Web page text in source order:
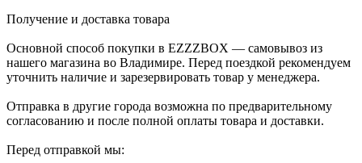
Получение и доставка товара
Основной способ покупки в EZZZBOX — самовывоз из
нашего магазина во Владимире. Перед поездкой рекомендуем
уточнить наличие и зарезервировать товар у менеджера.
Отправка в другие города возможна по предварительному
согласованию и после полной оплаты товара и доставки.
Перед отправкой мы: